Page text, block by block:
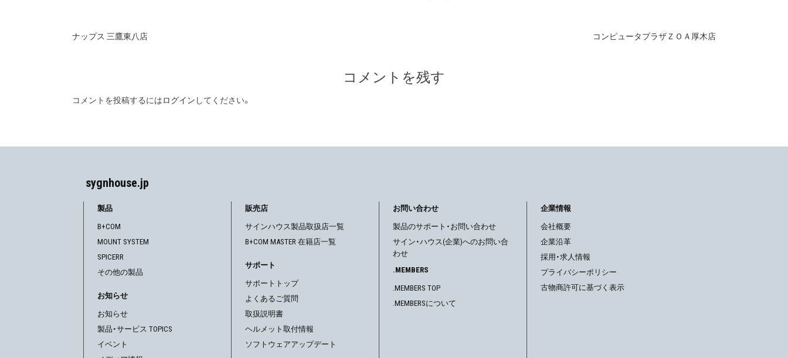
投
ョ
ナップス 三鷹東八店 コンピュータプラザＺＯＡ厚木店
コメントを残す
コメントを投稿するにはログイン してください。
sygnhouse.jp
製品
B+COM
MOUNT SYSTEM
SPICERR
その他の製品
お知らせ
お知らせ
製品・サービス TOPICS
イベント
販売店
サインハウス製品取扱店一覧
B+COM MASTER 在籍店一覧
サポート
サポートトップ
よくあるご質問
取扱説明書
ヘルメット取付情報
ソフトウェアアップデート
お問い合わせ
製品のサポート・お問い合わせ
サイン・ハウス(企業)へのお問い合
わせ
.MEMBERS
.MEMBERS TOP
.MEMBERSについて
企業情報
会社概要
企業沿革
採用・求人情報
プライバシーポリシー
古物商許可に基づく表示